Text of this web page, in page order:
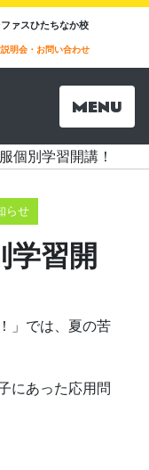
ァスひたちなか校
明会・お問い合わせ
MENU
個別学習開講！
らせ
学習開
」では、夏の苦
にあった応用問